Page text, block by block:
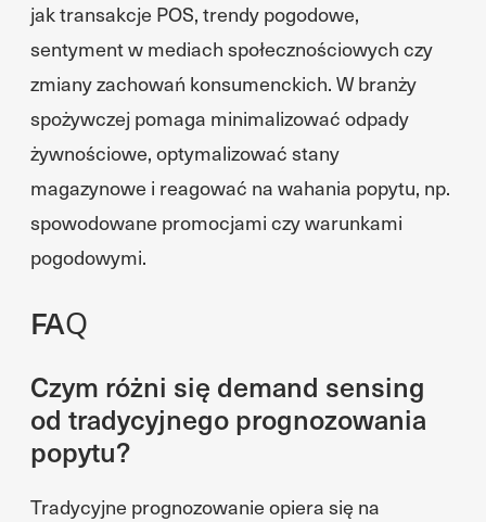
jak transakcje POS, trendy pogodowe,
sentyment w mediach społecznościowych czy
zmiany zachowań konsumenckich. W branży
spożywczej pomaga minimalizować odpady
żywnościowe, optymalizować stany
magazynowe i reagować na wahania popytu, np.
spowodowane promocjami czy warunkami
pogodowymi.
FAQ
Czym różni się demand sensing
od tradycyjnego prognozowania
popytu?
Tradycyjne prognozowanie opiera się na